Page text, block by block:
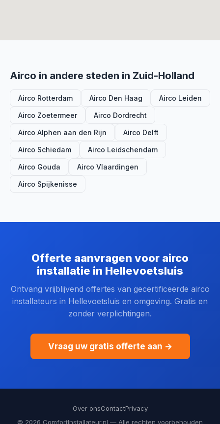
Airco in andere steden in Zuid-Holland
Airco Rotterdam Airco Den Haag Airco Leiden
Airco Zoetermeer Airco Dordrecht
Airco Alphen aan den Rijn Airco Delft
Airco Schiedam Airco Leidschendam
Airco Gouda Airco Vlaardingen
Airco Spijkenisse
Offerte aanvragen voor airco
installatie in Hellevoetsluis
Ontvang vrijblijvend offertes van gecertificeerde airco
installateurs in Hellevoetsluis en omgeving. Gratis en
zonder verplichtingen.
Vraag uw gratis offerte aan →
Over onsContactPrivacy
© 2026 ComfortInstallateur.nl — Alle rechten voorbehouden